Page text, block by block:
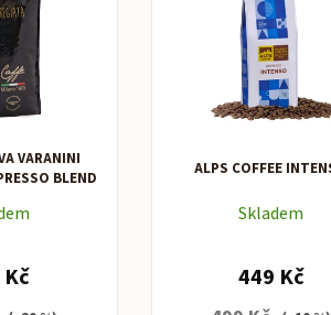
VARANINI
BLEND
ALPS COFFEE
Skladem
449 Kč